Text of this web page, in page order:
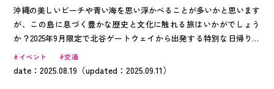
沖縄の美しいビーチや青い海を思い浮かべることが多いかと思います
が、この島に息づく豊かな歴史と文化に触れる旅はいかがでしょう
か？2025年9月限定で北谷ゲートウェイから出発する特別な日帰りバ
スツアーでは、ひと味違った沖縄の魅力を発見できます。地元の中高
生が演じる迫力の舞台から、世界遺産の古城、そして沖縄最大の伝統
イベント 交通
date：2025.08.19（updated：2025.09.11）